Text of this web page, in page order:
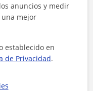
anuncios y medir
una mejor
establecido en
de Privacidad.